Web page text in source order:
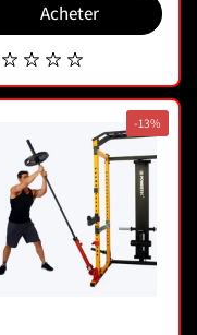
Acheter
-13%